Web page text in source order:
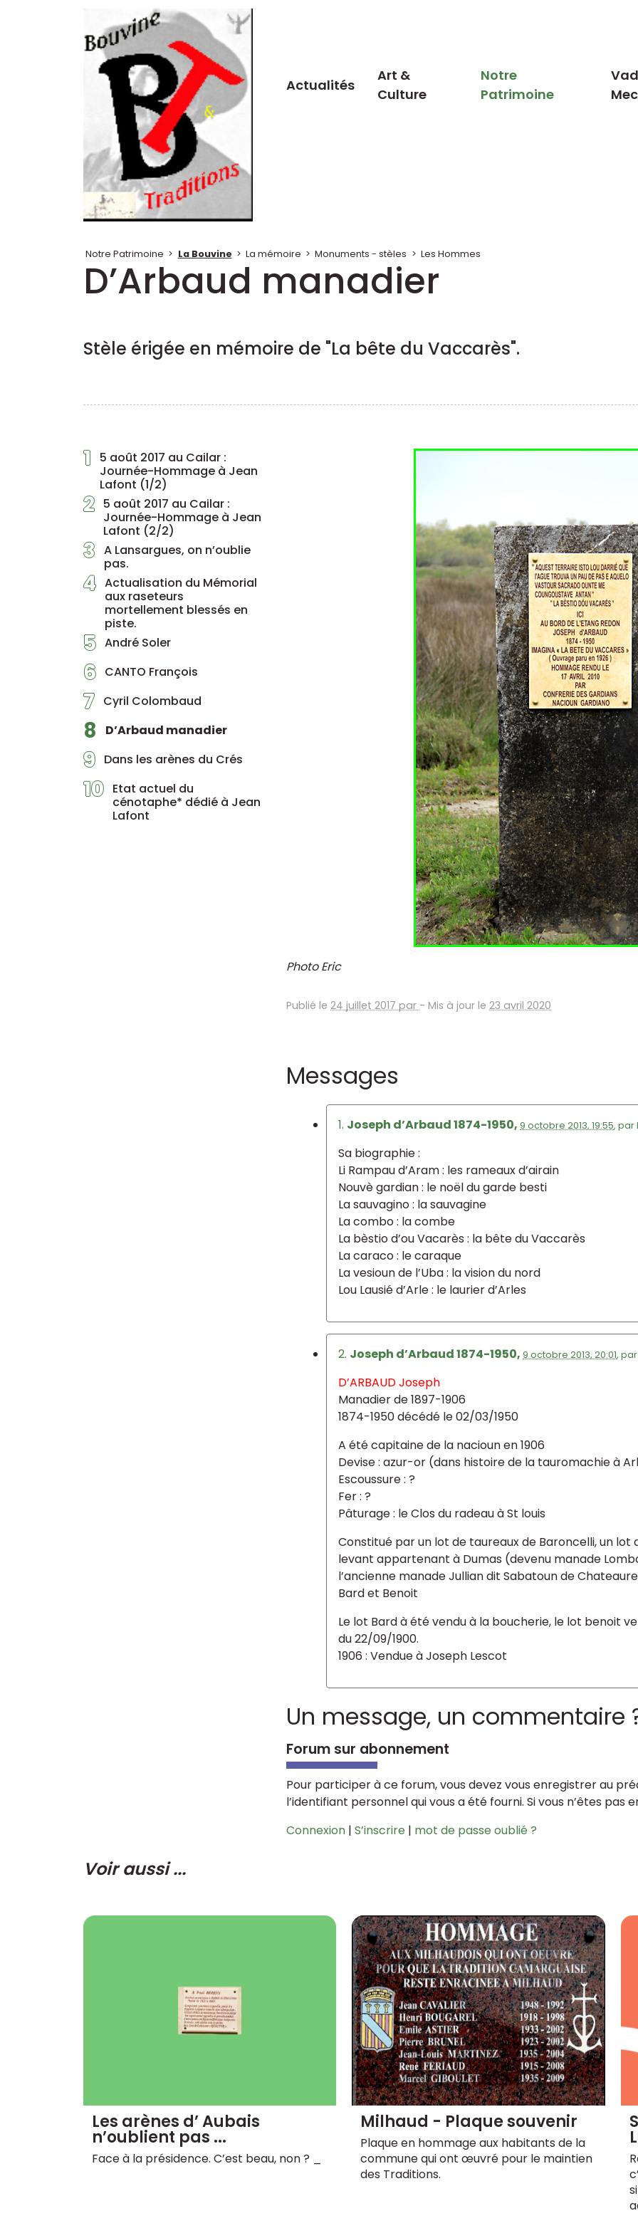
Actualités
Art &
Culture
Notre
Patrimoine
Notre Patrimoine > La Bouvine > La mémoire > Monuments - stèles > Les Hommes
D’Arbaud manadier
Stèle érigée en mémoire de "La bête du Vaccarès".
1
5 août 2017 au Cailar :
Journée-Hommage à Jean
Lafont (1/2)
2 5 août 2017 au Cailar :
Journée-Hommage à Jean
Lafont (2/2)
3 A Lansargues, on n’oublie
pas.
4 Actualisation du Mémorial
aux raseteurs
mortellement blessés en
piste.
5 André Soler
6 CANTO François
7 Cyril Colombaud
8 D’Arbaud manadier
9 Dans les arènes du Crés
10 Etat actuel du
cénotaphe* dédié à Jean
Lafont
Photo Eric
Publié le 24 juillet 2017 par - Mis à jour le 23 avril 2020
Messages
1. Joseph d’Arbaud 1874-1950, 9 octobre 2013, 19:55, par
Sa biographie :
Li Rampau d’Aram : les rameaux d’airain
Nouvè gardian : le noël du garde besti
La sauvagino : la sauvagine
La combo : la combe
La bèstio d’ou Vacarès : la bête du Vaccarès
La caraco : le caraque
La vesioun de l’Uba : la vision du nord
Lou Lausié d’Arle : le laurier d’Arles
2. Joseph d’Arbaud 1874-1950, 9 octobre 2013, 20:01, par
D’ARBAUD Joseph
Manadier de 1897-1906
1874-1950 décédé le 02/03/1950
A été capitaine de la nacioun en 1906
Devise : azur-or (dans histoire de la tauromachie à
Escoussure : ?
Fer : ?
Pâturage : le Clos du radeau à St louis
Constitué par un lot de taureaux de Baroncelli, un lot
levant appartenant à Dumas (devenu manade
l’ancienne manade Jullian dit Sabatoun de
Bard et Benoit
Le lot Bard à été vendu à la boucherie, le lot benoit
du 22/09/1900.
1906 : Vendue à Joseph Lescot
Un message, un commentaire
Forum sur abonnement
Pour participer à ce forum, vous devez vous enregistrer au
l’identifiant personnel qui vous a été fourni. Si vous n’êtes pas
Connexion | S’inscrire | mot de passe oublié ?
Voir aussi ...
Les arènes d’ Aubais
n’oublient pas ...
Face à la présidence. C’est beau, non ? _
Milhaud - Plaque souvenir
Plaque en hommage aux habitants de la
commune qui ont œuvré pour le maintien
des Traditions.